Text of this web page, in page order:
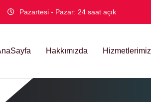
Pazartesi - Pazar: 24 saat açık
Hakkımızda Hizmetlerimiz